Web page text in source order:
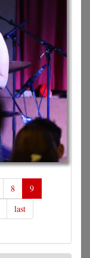
8
9
last